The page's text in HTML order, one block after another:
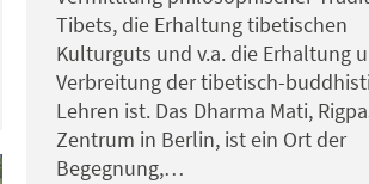
Tibets, die Erhaltung tibetischen
Kulturguts und v.a. die Erhaltung
Verbreitung der tibetisch-
Lehren ist. Das Dharma Mati,
Zentrum in Berlin, ist ein Ort der
Begegnung,…